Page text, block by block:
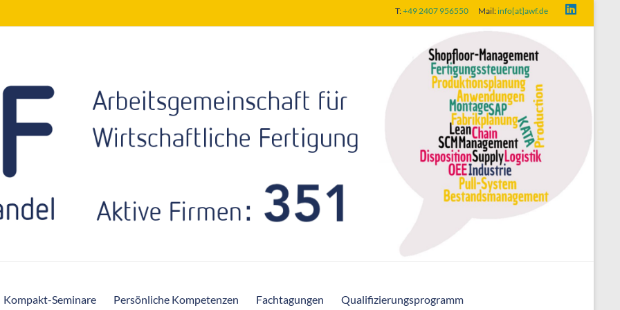
T:+49 2407 956550 Mail:info[at]awf.de
Kompakt-Seminare Persönliche Kompetenzen Fachtagungen Qualifizierungsprogramm